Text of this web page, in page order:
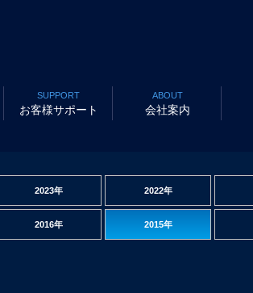
SUPPORT
お客様サポート
ABOUT
会社案内
2023年 2022年
2016年 2015年